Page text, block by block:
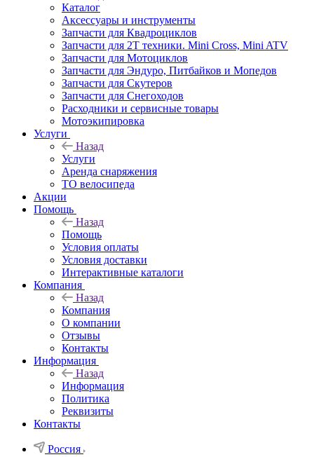
Каталог
Аксессуары и инструменты
Запчасти для Квадроциклов
Запчасти для 2T техники. Mini Cross, Mini ATV
Запчасти для Мотоциклов
Запчасти для Эндуро, Питбайков и Мопедов
Запчасти для Скутеров
Запчасти для Снегоходов
Расходники и сервисные товары
Мотоэкипировка
Услуги
Назад
Услуги
Аренда снаряжения
ТО велосипеда
Акции
Помощь
Назад
Помощь
Условия оплаты
Условия доставки
Интерактивные каталоги
Компания
Назад
Компания
О компании
Отзывы
Контакты
Информация
Назад
Информация
Политика
Реквизиты
Контакты
Россия